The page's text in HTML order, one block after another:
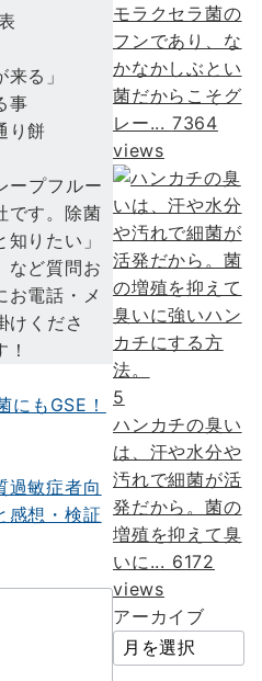
る」
事
り餅
ープフルー
です。除菌
りたい」
など質問お
お電話・メ
けくださ
！
にもGSE！
過敏症者向
感想・検証
モラクセラ菌の
フンであり、な
かなかしぶとい
菌だからこそグ
レー... 7364
views
5
ハンカチの臭い
は、汗や水分や
汚れで細菌が活
発だから。菌の
増殖を抑えて臭
いに... 6172
views
アーカイブ